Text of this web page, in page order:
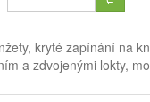
kryté zapínání na
a zdvojenými lokty,